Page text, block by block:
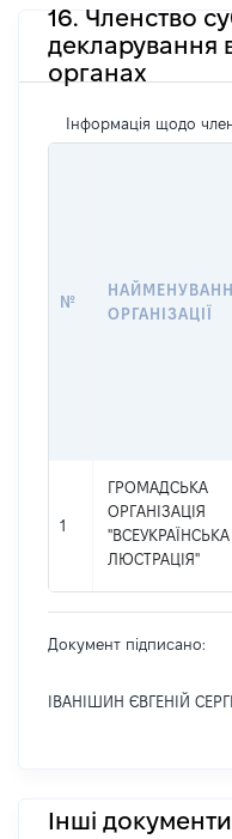
16. Членство
декларування в
органах
Інформація щодо
№
ОРГАНІЗАЦІЇ
1
ГРОМАДСЬКА
ОРГАНІЗАЦІЯ
"ВСЕУКРАЇНСЬКА
ЛЮСТРАЦІЯ"
Документ підписано:
ІВАНІШИН ЄВГЕНІЙ
Інші